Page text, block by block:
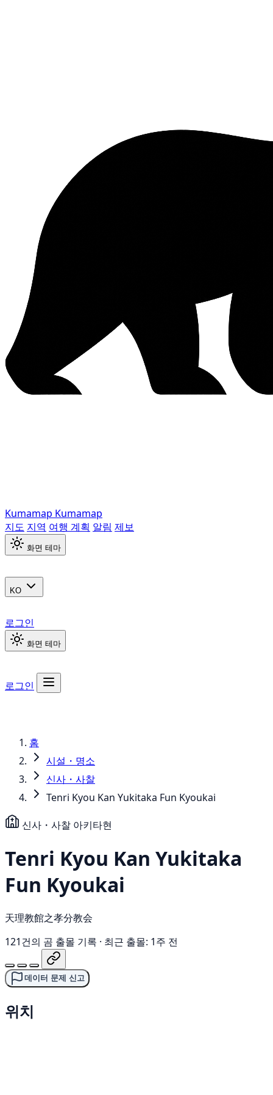
Kumamap Kumamap
지도 지역 여행 계획 알림 제보
화면 테마
KO
로그인
화면 테마
로그인
홈
시설・명소
신사・사찰
Tenri Kyou Kan Yukitaka Fun Kyoukai
신사・사찰 아키타현
Tenri Kyou Kan Yukitaka
Fun Kyoukai
天理教館之孝分教会
121건의 곰 출몰 기록 · 최근 출몰: 1주 전
데이터 문제 신고
위치